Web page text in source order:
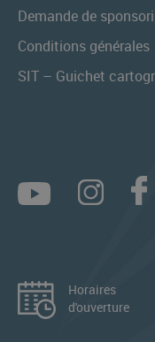
Demande de
Conditions générales
SIT – Guichet
Horaires
d'ouverture